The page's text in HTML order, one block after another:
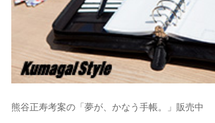
熊谷正寿考案の「夢が、かなう手帳。」販売中